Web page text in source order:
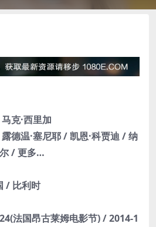
克·西里加
德温·塞尼耶 / 凯恩·科贾迪 / 纳
/ 更多…
/ 比利时
法国昂古莱姆电影节) / 2014-1